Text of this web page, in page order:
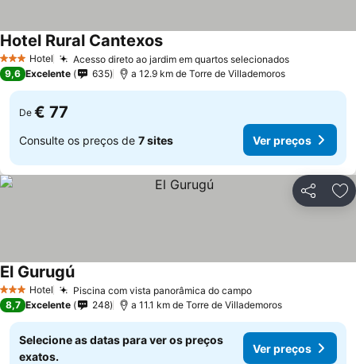
3 EstrelasHotel Acesso direto ao jardim em quartos selecionados
Hotel Rural Cantexos
9,6 Excelente 635 a 12.9 km de Torre de Villademoros
De € 77
Consulte os preços de 7 sites Ver preços
Partilhar
3 EstrelasHotel Piscina com vista panorâmica do campo
El Gurugú
8,7 Excelente 248 a 11.1 km de Torre de Villademoros
Selecione as datas para ver os preços
exatos.
Ver preços